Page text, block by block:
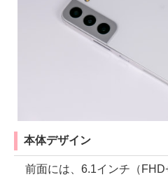
本体デザイン
前面には、6.1インチ（